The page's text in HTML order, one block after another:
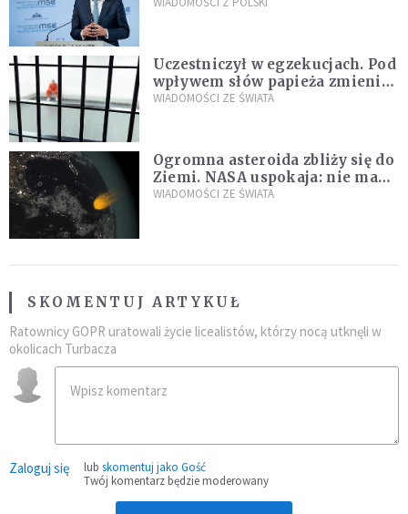
Uczestniczył w egzekucjach. Pod
wpływem słów papieża zmienił
zdanie
WIADOMOŚCI ZE ŚWIATA
Ogromna asteroida zbliży się do
Ziemi. NASA uspokaja: nie ma
zagrożenia
WIADOMOŚCI ZE ŚWIATA
SKOMENTUJ ARTYKUŁ
Ratownicy GOPR uratowali życie licealistów, którzy nocą utknęli w
okolicach Turbacza
Zaloguj się lub skomentuj jako Gość
Twój komentarz będzie moderowany